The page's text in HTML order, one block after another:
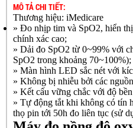
MÔ TẢ CHI TIẾT:
Thương hiệu: iMedicare
» Đo nhịp tim và SpO2, hiển
chính xác cao;
» Dải đo SpO2 từ 0~99% với
SpO2 trong khoảng 70~100%);
» Màn hình LED sắc nét với
» Không bị nhiễu bởi các
» Kết cấu vững chắc với độ
» Tự động tắt khi không có tín
thọ pin tới 50h đo liên tục (sử